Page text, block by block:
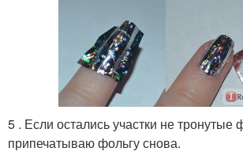
5 . Если остались участки не тронутые
припечатываю фольгу снова.